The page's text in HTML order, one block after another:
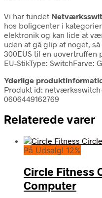
Vi har fundet
hos boligcenter i
elektronik og kan lide at
uden at gå glip af noget,
300EUS til en uovertruffen
EU-StikType: SwitchFarve:
Yderlige
Produkt id:
0606449162769
Relaterede varer
På Udsalg! 12%
Circle Fitness
Computer